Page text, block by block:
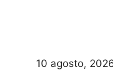
10 agosto,